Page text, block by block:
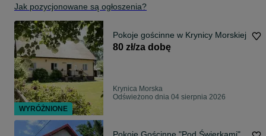
Jak pozycjonowane są ogłoszenia?
Pokoje gościnne w Krynicy Morskiej
80 zł/za dobę
Krynica Morska
Odświeżono dnia 04 sierpnia 2026
WYRÓŻNIONE